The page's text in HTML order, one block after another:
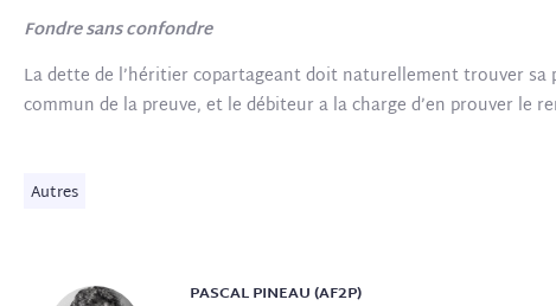
Fondre sans confondre
La dette de l’héritier copartageant doit naturellement trouver
commun de la preuve, et le débiteur a la charge d’en prouver le
Autres
PASCALPINEAU (AF2P)